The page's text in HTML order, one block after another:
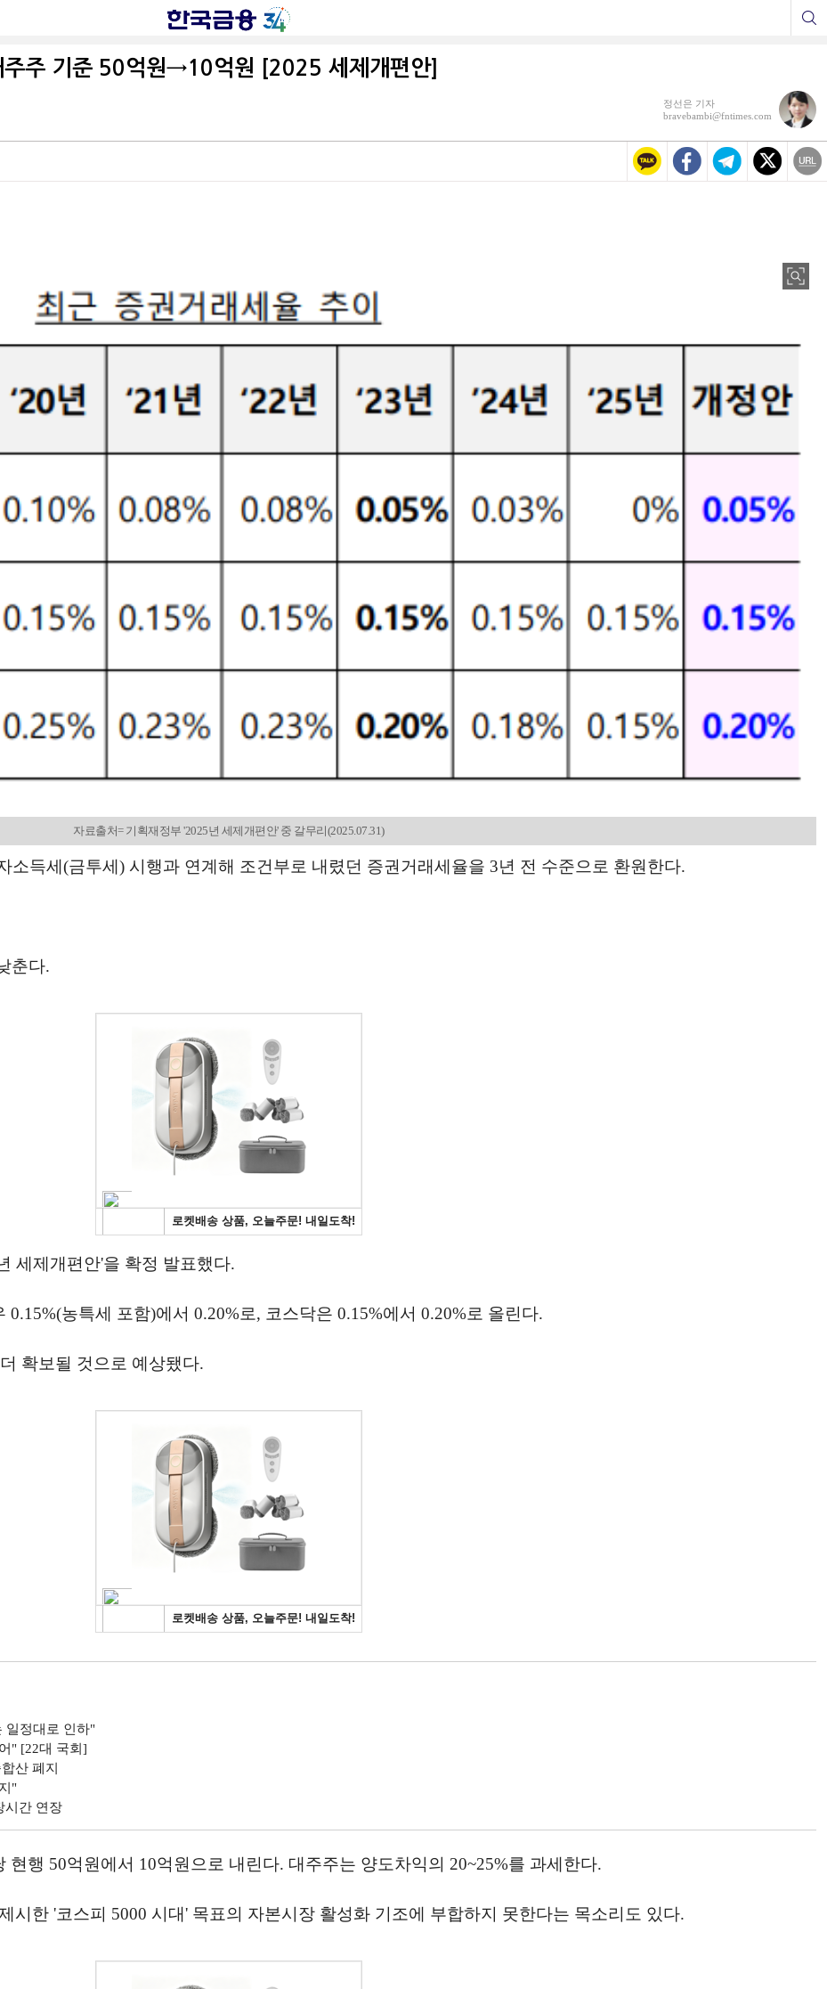
주 기준 50억원→10억원 [2025 세제개편안]
정선은 기자
bravebambi@fntimes.com
자료출처= 기획재정부 '2025년 세제개편안' 중 갈무리(2025.07.31)
득세(금투세) 시행과 연계해 조건부로 내렸던 증권거래세율을 3년 전 수준으로 환원한다.
춘다.
세제개편안'을 확정 발표했다.
농특세 포함)에서 0.20%로, 코스닥은 0.15%에서 0.20%로 올린다.
확보될 것으로 예상됐다.
일정대로 인하"
" [22대 국회]
산 폐지
"
시간 연장
행 50억원에서 10억원으로 내린다. 대주주는 양도차익의 20~25%를 과세한다.
시한 '코스피 5000 시대' 목표의 자본시장 활성화 기조에 부합하지 못한다는 목소리도 있다.